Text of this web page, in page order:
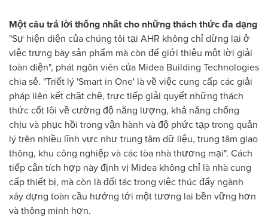
Một câu trả lời thống nhất cho những thách thức đa dạng
"Sự hiện diện của chúng tôi tại AHR không chỉ dừng lại ở
việc trưng bày sản phẩm mà còn để giới thiệu một lời giải
toàn diện", phát ngôn viên của Midea Building Technologies
chia sẻ. "Triết lý 'Smart in One' là về việc cung cấp các giải
pháp liên kết chặt chẽ, trực tiếp giải quyết những thách
thức cốt lõi về cường độ năng lượng, khả năng chống
chịu và phục hồi trong vận hành và độ phức tạp trong quản
lý trên nhiều lĩnh vực như trung tâm dữ liệu, trung tâm giao
thông, khu công nghiệp và các tòa nhà thương mại". Cách
tiếp cận tích hợp này định vị Midea không chỉ là nhà cung
cấp thiết bị, mà còn là đối tác trong việc thúc đẩy ngành
xây dựng toàn cầu hướng tới một tương lai bền vững hơn
và thông minh hơn.